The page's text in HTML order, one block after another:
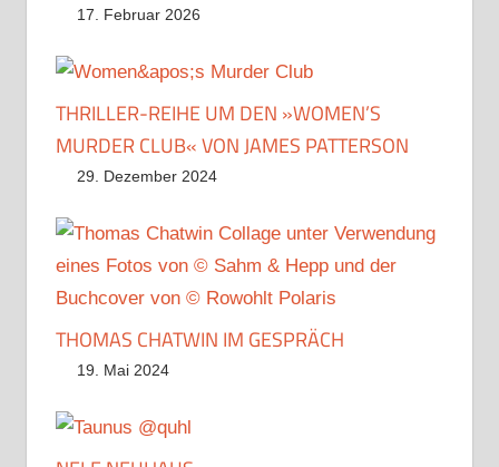
17. Februar 2026
THRILLER-REIHE UM DEN »WOMEN’S
MURDER CLUB« VON JAMES PATTERSON
29. Dezember 2024
THOMAS CHATWIN IM GESPRÄCH
19. Mai 2024